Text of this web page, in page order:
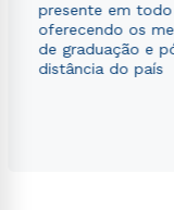
presente em
oferecendo os
de graduação e
distância do país